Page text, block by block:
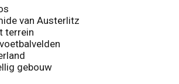
van Austerlitz
terrein
gebouw